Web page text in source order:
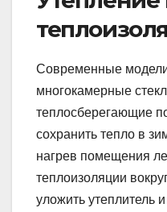
Современные
многокамерные
теплосберегающие
сохранить тепло в
нагрев помещения
теплоизоляции
уложить утеплитель